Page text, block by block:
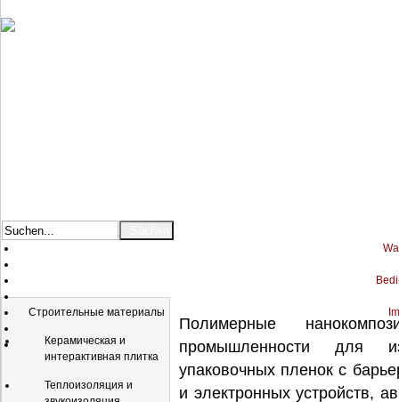
Строительные материалы
Керамическая и
интерактивная плитка
Теплоизоляция и
Полимерные
промышленности для
упаковочных пленок с
и электронных устройств,